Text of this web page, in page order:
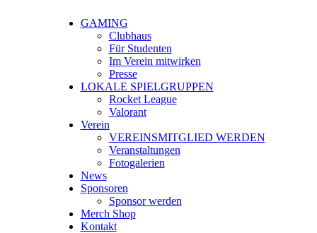
GAMING
Clubhaus
Für Studenten
Im Verein mitwirken
Presse
LOKALE SPIELGRUPPEN
Rocket League
Valorant
Verein
VEREINSMITGLIED WERDEN
Veranstaltungen
Fotogalerien
News
Sponsoren
Sponsor werden
Merch Shop
Kontakt